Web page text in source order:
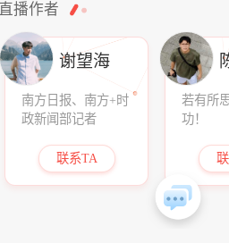
直播作者
谢望海
南方日报、南方+时
政新闻部记者
联系TA
若有所
功！